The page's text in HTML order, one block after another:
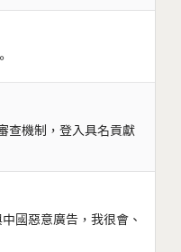
查機制，登入具名貢獻
國惡意廣告，我很會、